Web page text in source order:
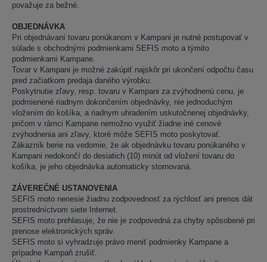
považuje za bežné.
OBJEDNÁVKA
Pri objednávaní tovaru ponúkanom v Kampani je nutné postupovať v
súlade s obchodnými podmienkami SEFIS moto a týmito
podmienkami Kampane.
Tovar v Kampani je možné zakúpiť najskôr pri ukončení odpočtu času
pred začiatkom predaja daného výrobku.
Poskytnutie zľavy, resp. tovaru v Kampani za zvýhodnenú cenu, je
podmienené riadnym dokončením objednávky, nie jednoduchým
vložením do košíka, a riadnym uhradením uskutočnenej objednávky,
pričom v rámci Kampane nemožno využiť žiadne iné cenové
zvýhodnenia ani zľavy, ktoré môže SEFIS moto poskytovať.
Zákazník berie na vedomie, že ak objednávku tovaru ponúkaného v
Kampani nedokončí do desiatich (10) minút od vložení tovaru do
košíka, je jeho objednávka automaticky stornovaná.
ZÁVEREČNÉ USTANOVENIA
SEFIS moto nenesie žiadnu zodpovednosť za rýchlosť ani prenos dát
prostredníctvom siete Internet.
SEFIS moto prehlasuje, že nie je zodpovedná za chyby spôsobené pri
prenose elektronických správ.
SEFIS moto si vyhradzuje právo meniť podmienky Kampane a
prípadne Kampaň zrušiť.